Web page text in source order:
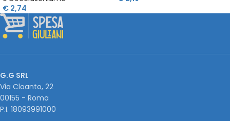
€ 2,74
G.G SRL
Via Cloanto, 22
00155 - Roma
P.I. ‭18093991000